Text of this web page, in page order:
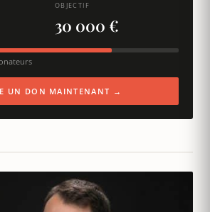
OBJECTIF
30 000 €
UN DON MAINTENANT →